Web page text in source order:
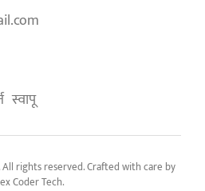
स्वापू
All rights reserved. Crafted with care by
Coder Tech.